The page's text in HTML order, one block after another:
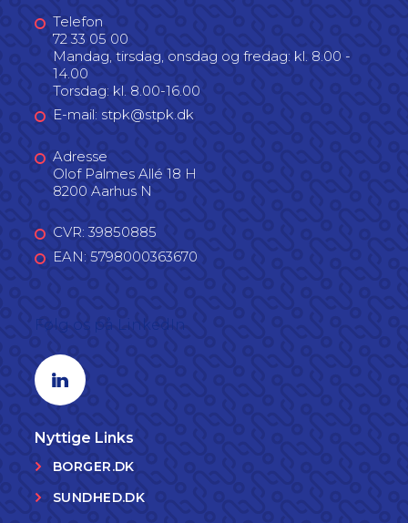
Telefon
72 33 05 00
Mandag, tirsdag, onsdag og fredag: kl. 8.00 -
14.00
Torsdag: kl. 8.00-16.00
E-mail: stpk@stpk.dk
Adresse
Olof Palmes Allé 18 H
8200 Aarhus N
CVR: 39850885
EAN: 5798000363670
Linkedin profil
Nyttige Links
BORGER.DK
SUNDHED.DK